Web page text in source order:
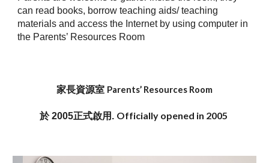
can read books, borrow teaching aids/ teaching
materials and access the Internet by using computer in
the Parents’ Resources Room
家長資源室 Parents’ Resources Room
於 2005正式啟用. Officially opened in 2005